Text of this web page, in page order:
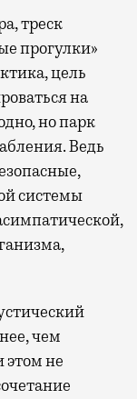
треск
прогулки»
цель
на
но парк
Ведь
системы
чем
не